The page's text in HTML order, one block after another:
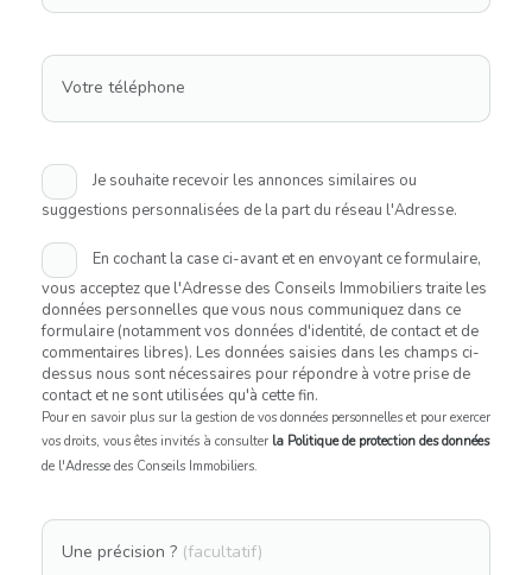
Votre téléphone
Je souhaite recevoir les annonces similaires ou
suggestions personnalisées de la part du réseau l'Adresse.
En cochant la case ci-avant et en envoyant ce formulaire,
vous acceptez que l'Adresse des Conseils Immobiliers traite les
données personnelles que vous nous communiquez dans ce
formulaire (notamment vos données d'identité, de contact et de
commentaires libres). Les données saisies dans les champs ci-
dessus nous sont nécessaires pour répondre à votre prise de
contact et ne sont utilisées qu'à cette fin.
Pour en savoir plus sur la gestion de vos données personnelles et pour exercer
vos droits, vous êtes invités à consulter la Politique de protection des données
de l'Adresse des Conseils Immobiliers.
Une précision ? (facultatif)